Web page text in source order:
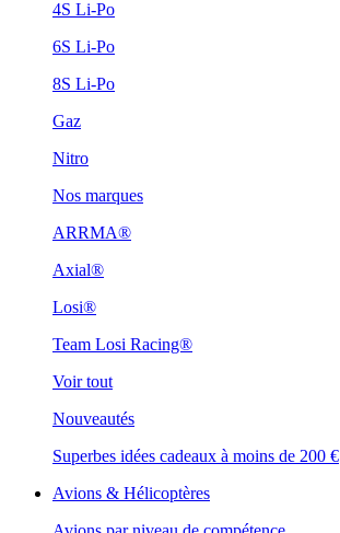
4S Li-Po
6S Li-Po
8S Li-Po
Gaz
Nitro
Nos marques
ARRMA®
Axial®
Losi®
Team Losi Racing®
Voir tout
Nouveautés
Superbes idées cadeaux à moins de 200 €
Avions & Hélicoptères